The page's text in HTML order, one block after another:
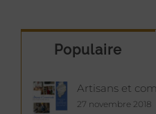
Populaire
Artisans et
27 novembre 2018